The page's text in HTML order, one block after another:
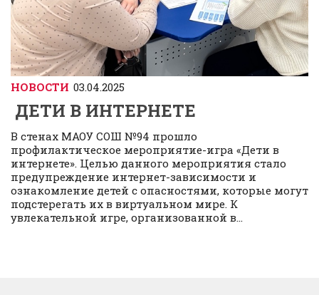
НОВОСТИ 03.04.2025
ДЕТИ В ИНТЕРНЕТЕ
В стенах МАОУ СОШ №94 прошло
профилактическое мероприятие-игра «Дети в
интернете». Целью данного мероприятия стало
предупреждение интернет-зависимости и
ознакомление детей с опасностями, которые могут
подстерегать их в виртуальном мире. К
увлекательной игре, организованной в...